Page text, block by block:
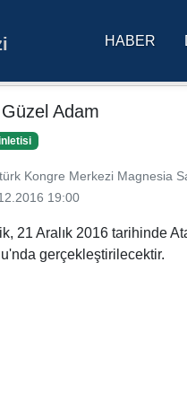
HABER
Adam
Kongre Merkezi Magnesia
19:00
21 Aralık 2016 tarihinde
gerçekleştirilecektir.